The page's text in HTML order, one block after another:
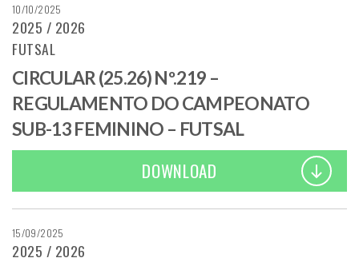
10/10/2025
2025 / 2026
FUTSAL
CIRCULAR (25.26) Nº.219 –
REGULAMENTO DO CAMPEONATO
SUB-13 FEMININO – FUTSAL
DOWNLOAD
15/09/2025
2025 / 2026